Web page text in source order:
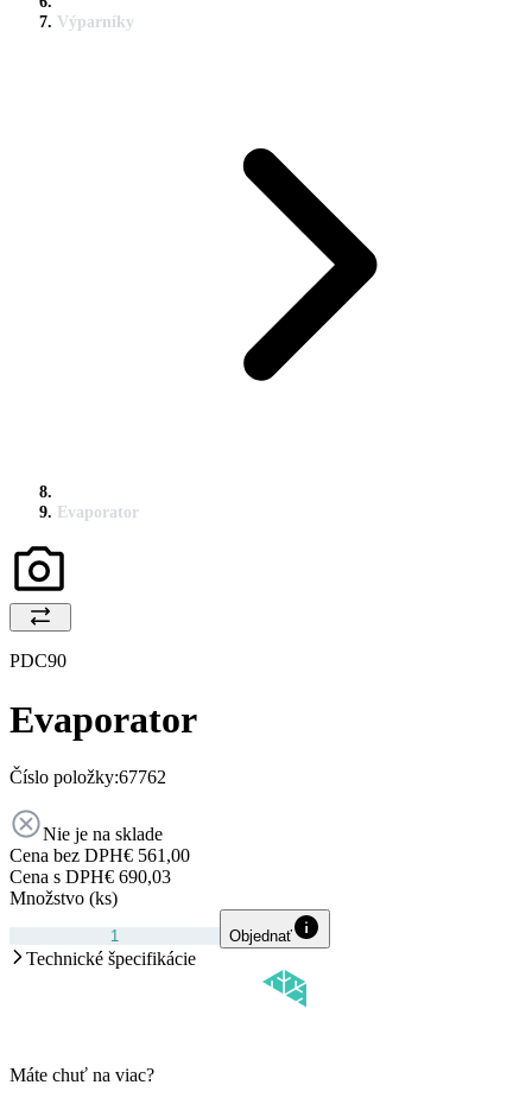
Výparníky
Evaporator
PDC90
Evaporator
Číslo položky:67762
Nie je na sklade
Cena bez DPH€ 561,00
Cena s DPH€ 690,03
Množstvo (ks)
Objednať
Technické špecifikácie
Máte chuť na viac?